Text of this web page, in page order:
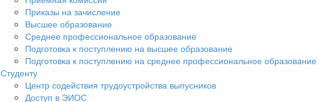
Приказы на зачисление
Высшее образование
Среднее профессиональное образование
Подготовка к поступлению на высшее образование
Подготовка к поступлению на среднее профессиональное образование
Студенту
Центр содействия трудоустройства выпусников
Доступ в ЭИОС